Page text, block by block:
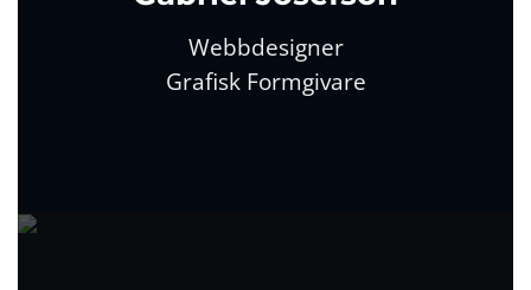
Webbdesigner
Grafisk Formgivare